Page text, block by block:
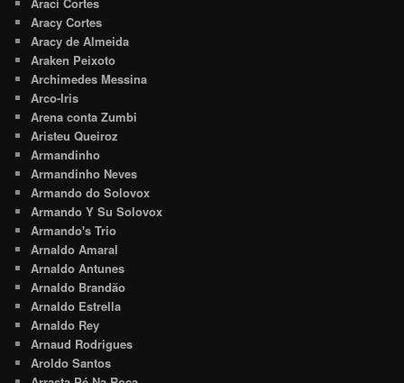
Aracy Cortes
Aracy de Almeida
Araken Peixoto
Archimedes Messina
Arco-Iris
Arena conta Zumbi
Aristeu Queiroz
Armandinho
Armandinho Neves
Armando do Solovox
Armando Y Su Solovox
Armando's Trio
Arnaldo Amaral
Arnaldo Antunes
Arnaldo Brandão
Arnaldo Estrella
Arnaldo Rey
Arnaud Rodrigues
Aroldo Santos